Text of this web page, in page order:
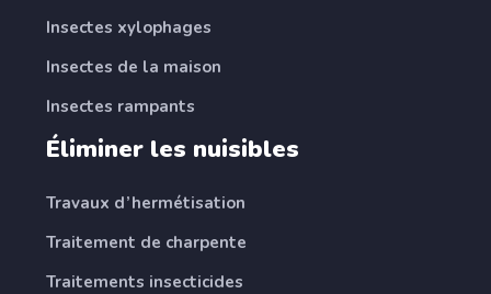
Insectes xylophages
Insectes de la maison
Insectes rampants
Éliminer les nuisibles
Travaux d’hermétisation
Traitement de charpente
Traitements insecticides